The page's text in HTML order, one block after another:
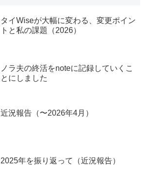
タイWiseが大幅に変わる、変更ポイン
トと私の課題（2026）
ノラ夫の終活をnoteに記録していくこ
とにしました
近況報告（〜2026年4月）
2025年を振り返って（近況報告）